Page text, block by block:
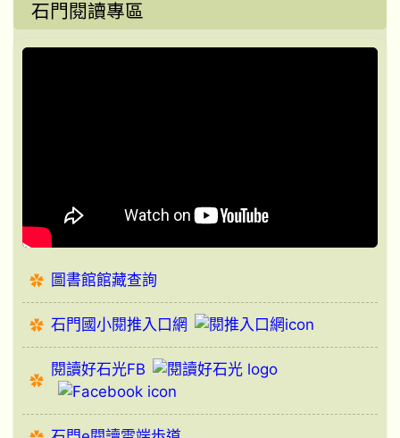
石門閱讀專區
圖書館館藏查詢
石門國小閱推入口網
閱讀好石光FB